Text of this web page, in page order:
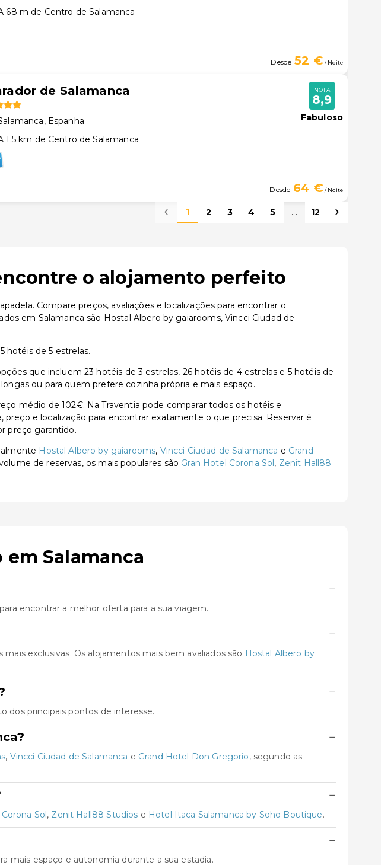
68 m de Centro de Salamanca
Desde 52 €/ Noite
de Salamanca
, Espanha
1.5 km de Centro de Salamanca
NOTA
8,9
Fabuloso
Desde 64 €/ Noite
1 2 3 4 5 ... 12
o alojamento perfeito
Compare preços, avaliações e localizações para encontrar o
em Salamanca são Hostal Albero by gaiarooms, Vincci Ciudad de
hotéis de 5 estrelas.
que incluem 23 hotéis de 3 estrelas, 26 hotéis de 4 estrelas e 5 hotéis de
ou para quem prefere cozinha própria e mais espaço.
médio de 102€. Na Traventia pode comparar todos os hotéis e
e localização para encontrar exatamente o que precisa. Reservar é
preço garantido.
Hostal Albero by gaiarooms, Vincci Ciudad de Salamanca e Grand
de reservas, os mais populares são Gran Hotel Corona Sol, Zenit Hall88
Salamanca
−
encontrar a melhor oferta para a sua viagem.
−
exclusivas. Os alojamentos mais bem avaliados são Hostal Albero by
−
dos principais pontos de interesse.
−
, Vincci Ciudad de Salamanca e Grand Hotel Don Gregorio, segundo as
−
Sol, Zenit Hall88 Studios e Hotel Itaca Salamanca by Soho Boutique.
−
mais espaço e autonomia durante a sua estadia.